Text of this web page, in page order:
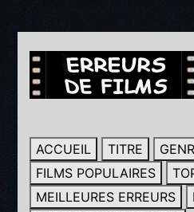
ACCUEIL TITRE
FILMS POPULAIRES
MEILLEURES ERREURS